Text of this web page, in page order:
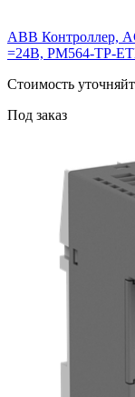
ABB Контроллер,
=24В, PM564-TP-
Cтоимость
Под заказ